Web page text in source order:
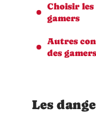
Choisir
gamers
Autres
des gamers
Les